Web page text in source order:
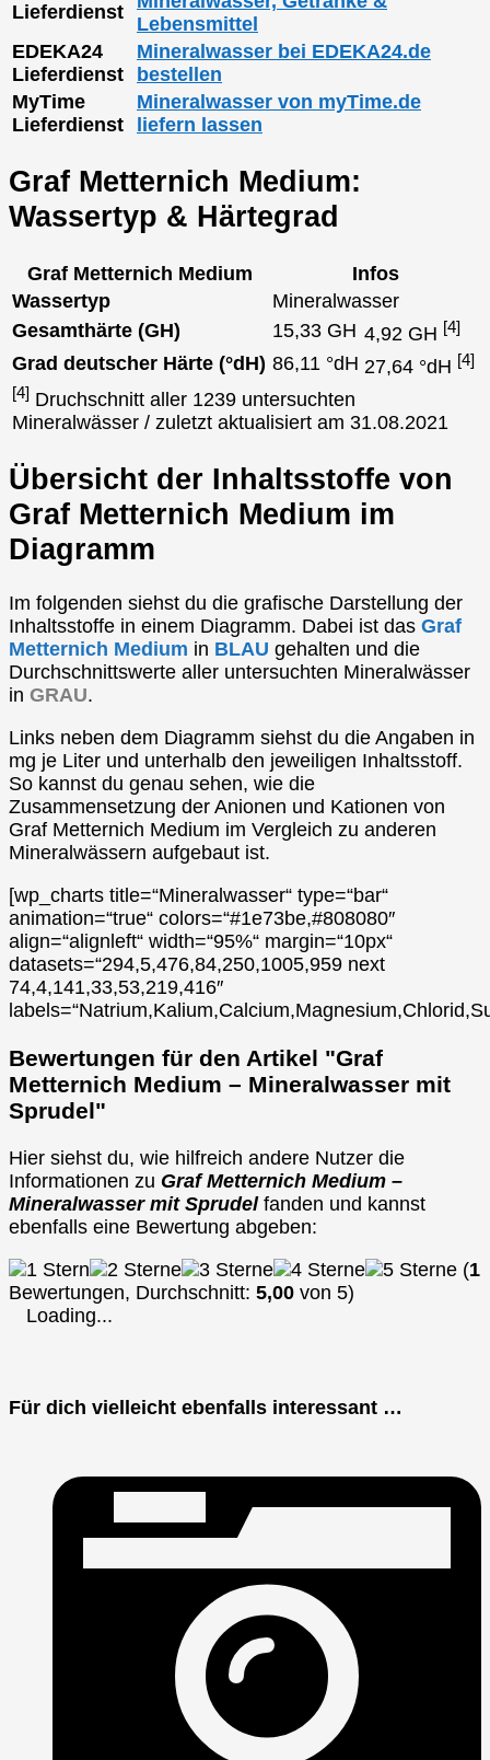
Lieferdienst
Lebensmittel
EDEKA24
Lieferdienst
Mineralwasser bei EDEKA24.de
bestellen
MyTime
Lieferdienst
Mineralwasser von myTime.de
liefern lassen
Graf Metternich Medium:
Wassertyp & Härtegrad
Graf Metternich Medium
Infos
Wassertyp
Mineralwasser
Gesamthärte (GH)
15,33 GH 4,92 GH [4]
Grad deutscher Härte (°dH) 86,11 °dH 27,64 °dH [4]
[4] Druchschnitt aller 1239 untersuchten
Mineralwässer / zuletzt aktualisiert am 31.08.2021
Übersicht der Inhaltsstoffe von
Graf Metternich Medium im
Diagramm
Im folgenden siehst du die grafische Darstellung der
Inhaltsstoffe in einem Diagramm. Dabei ist das Graf
Metternich Medium in BLAU gehalten und die
Durchschnittswerte aller untersuchten Mineralwässer
in GRAU.
Links neben dem Diagramm siehst du die Angaben in
mg je Liter und unterhalb den jeweiligen Inhaltsstoff.
So kannst du genau sehen, wie die
Zusammensetzung der Anionen und Kationen von
Graf Metternich Medium im Vergleich zu anderen
Mineralwässern aufgebaut ist.
[wp_charts title=“Mineralwasser“ type=“bar“
animation=“true“ colors=“#1e73be,#808080″
align=“alignleft“ width=“95%“ margin=“10px“
datasets=“294,5,476,84,250,1005,959 next
74,4,141,33,53,219,416″
Bewertungen für den Artikel "Graf
Metternich Medium – Mineralwasser mit
Sprudel"
Hier siehst du, wie hilfreich andere Nutzer die
Informationen zu Graf Metternich Medium –
Mineralwasser mit Sprudelfanden und kannst
ebenfalls eine Bewertung abgeben:
(1
Bewertungen, Durchschnitt: 5,00 von 5)
Loading...
Für dich vielleicht ebenfalls interessant …